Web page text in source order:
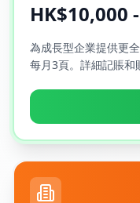
HK$10,000
為成長型企業提供更
每月3頁。詳細記賬和